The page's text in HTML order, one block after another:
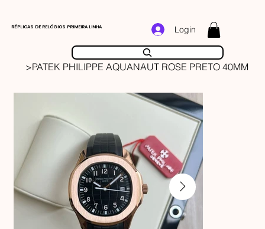
RÉPLICAS DE RELÓGIOS PRIMEIRA LINHA Login
>PATEK PHILIPPE AQUANAUT ROSE PRETO 40MM